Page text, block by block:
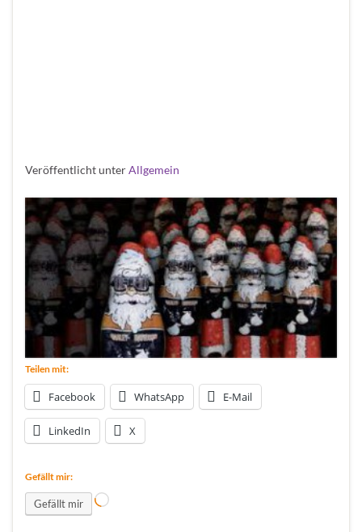
Veröffentlicht unterAllgemein
Teilen mit:
Facebook WhatsApp E-Mail
LinkedIn X
Gefällt mir:
Gefällt mir